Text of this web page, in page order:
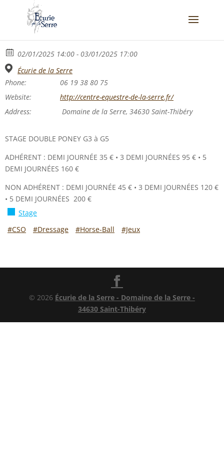
02/01/2025 14:00 - 03/01/2025 17:00
Écurie de la Serre
Phone:
06 19 38 80 75
Website:
http://centre-equestre-de-la-serre.fr/
Address:
Domaine de la Serre, 34630 Saint-Thibéry
STAGE DOUBLE PONEY G3 à G5
ADHÉRENT : DEMI JOURNÉE 35 € • 3 DEMI JOURNÉES 95 € • 5
DEMI JOURNÉES 160 €
NON ADHÉRENT : DEMI JOURNÉE 45 € • 3 DEMI JOURNÉES 120 €
• 5 DEMI JOURNÉES 200 €
Stage
#CSO
#Dressage #Horse-Ball #Jeux
© 2026 Écurie de la Serre - Domaine de la Serre -
34630 Saint-Thibéry